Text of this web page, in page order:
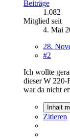
Beiträge
1.082
Mitglied seit
4. Mai
28.
#2
Ich wollte
dieser W 220-
war da nicht
Inhalt
Zitieren